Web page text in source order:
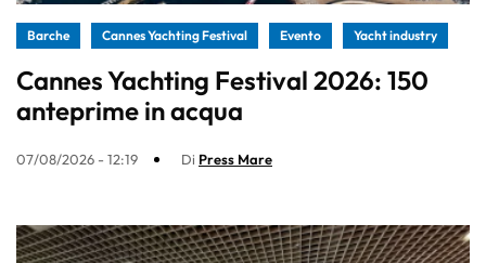
Barche Cannes Yachting Festival Evento Yacht industry
Cannes Yachting Festival 2026: 150
anteprime in acqua
07/08/2026 - 12:19 Di Press Mare